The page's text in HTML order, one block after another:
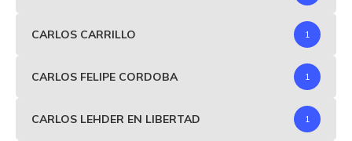
CARLOS CARRILLO 1
CARLOS FELIPE CORDOBA 1
CARLOS LEHDER EN LIBERTAD 1